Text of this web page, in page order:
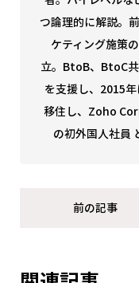
つ論理的に解説。
ケティング施策
立。BtoB、BtoC
を支援し、2015
移住し、Zoho
の初外国人社員
前の記事